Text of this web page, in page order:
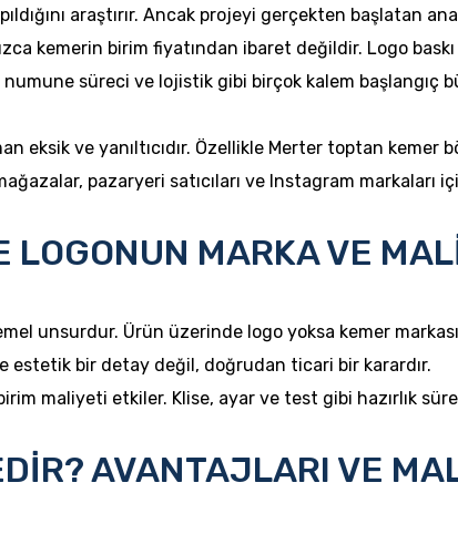
araştırır. Ancak projeyi gerçekten başlatan
kemerin birim fiyatından ibaret değildir. Logo
numune süreci ve lojistik gibi birçok kalem başlangıç
eksik ve yanıltıcıdır. Özellikle Merter toptan kemer
pazaryeri satıcıları ve Instagram markaları
LOGONUN MARKA VE
unsurdur. Ürün üzerinde logo yoksa kemer
estetik bir detay değil, doğrudan ticari bir karardır.
maliyeti etkiler. Klise, ayar ve test gibi hazırlık
AVANTAJLARI VE